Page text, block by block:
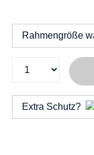
Rahmengröße
Extra Schutz?